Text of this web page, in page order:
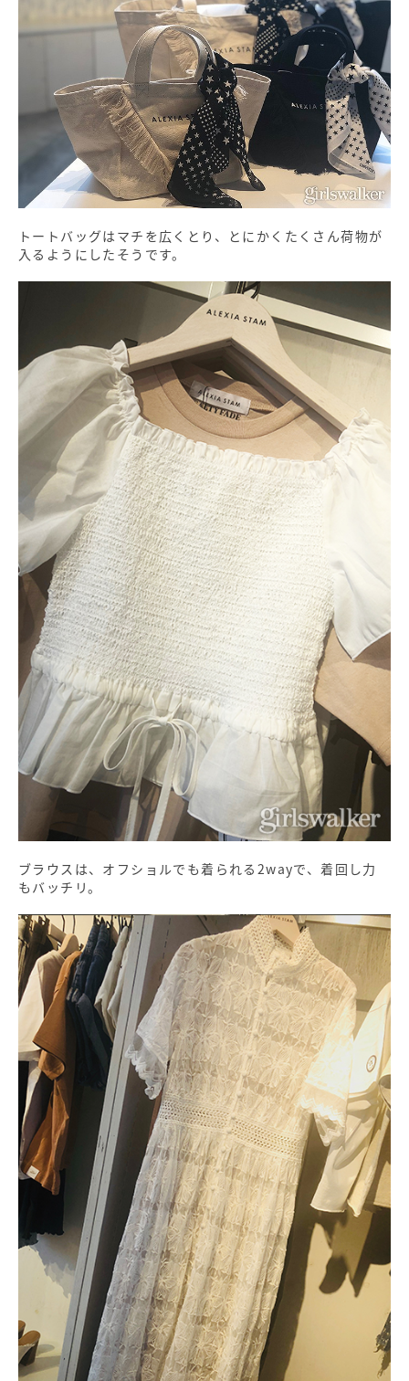
トートバッグはマチを広くとり、とにかくたくさん荷物が
入るようにしたそうです。
ブラウスは、オフショルでも着られる2wayで、着回し力
もバッチリ。